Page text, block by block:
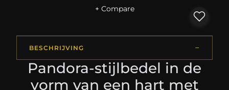
+ Compare
BESCHRIJVING
Pandora-stijlbedel in de
vorm van een hart met